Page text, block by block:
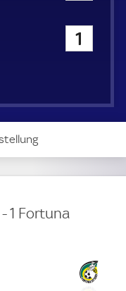
1
1 Fortuna